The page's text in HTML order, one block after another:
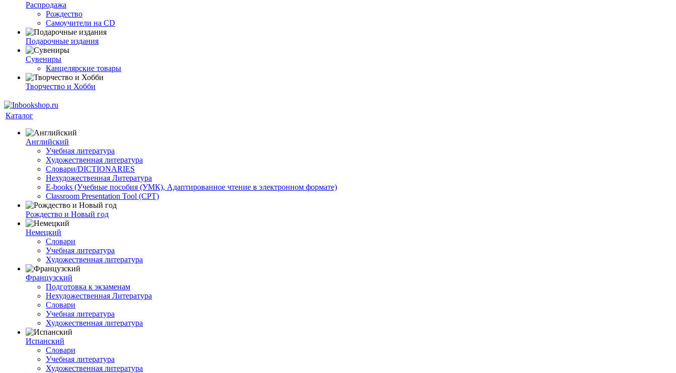
Распродажа
Рождество
Самоучители на CD
Подарочные издания
Сувениры
Канцелярские товары
Творчество и Хобби
Каталог
Английский
Учебная литература
Художественная литература
Словари/DICTIONARIES
Нехудожественная Литература
E-books (Учебные пособия (УМК), Адаптированное чтение в электронном формате)
Classroom Presentation Tool (CPT)
Рождество и Новый год
Немецкий
Словари
Учебная литература
Художественная литература
Французский
Подготовка к экзаменам
Нехудожественная Литература
Словари
Учебная литература
Художественная литература
Испанский
Словари
Учебная литература
Художественная литература